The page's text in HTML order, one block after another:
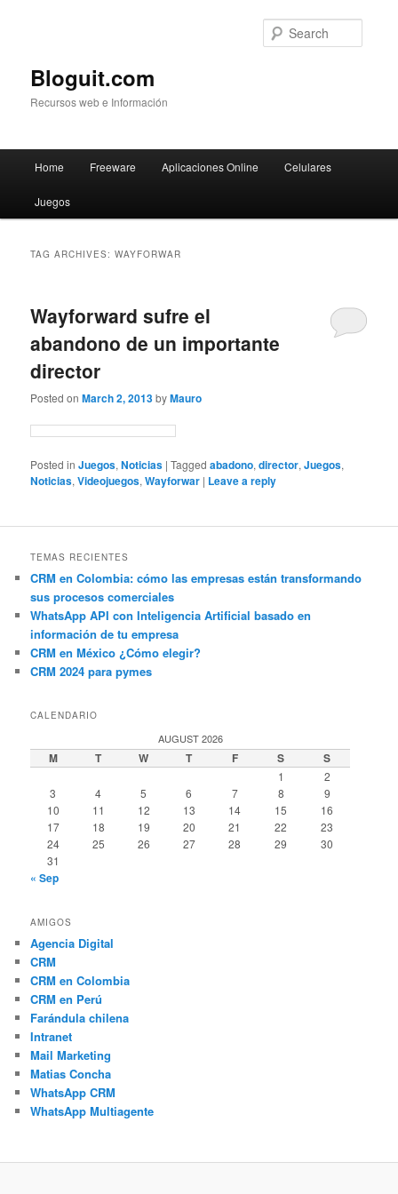
Bloguit.com
Recursos web e Información
Skip
to
Skip
to
Home Freeware Aplicaciones Online Celulares
Juegos
TAG ARCHIVES:WAYFORWAR
Wayforward sufre el
abandono de un importante
director
Posted onMarch 2, 2013byMauro
Posted in Juegos,Noticias |Tagged abadono,director,Juegos,
Noticias,Videojuegos,Wayforwar | Leave a reply
TEMAS RECIENTES
CRM en Colombia: cómo las empresas están transformando
sus procesos comerciales
WhatsApp API con Inteligencia Artificial basado en
información de tu empresa
CRM en México ¿Cómo elegir?
CRM 2024 para pymes
CALENDARIO
AUGUST 2026
M T W T F S S
1
2
3
4 5 6 7 8
9
10
11 12 13 14 15
16
17
18 19 20 21 22
23
24
25 26 27 28 29
30
31
« Sep
AMIGOS
Agencia Digital
CRM
CRM en Colombia
CRM en Perú
Farándula chilena
Intranet
Mail Marketing
Matias Concha
WhatsApp CRM
WhatsApp Multiagente